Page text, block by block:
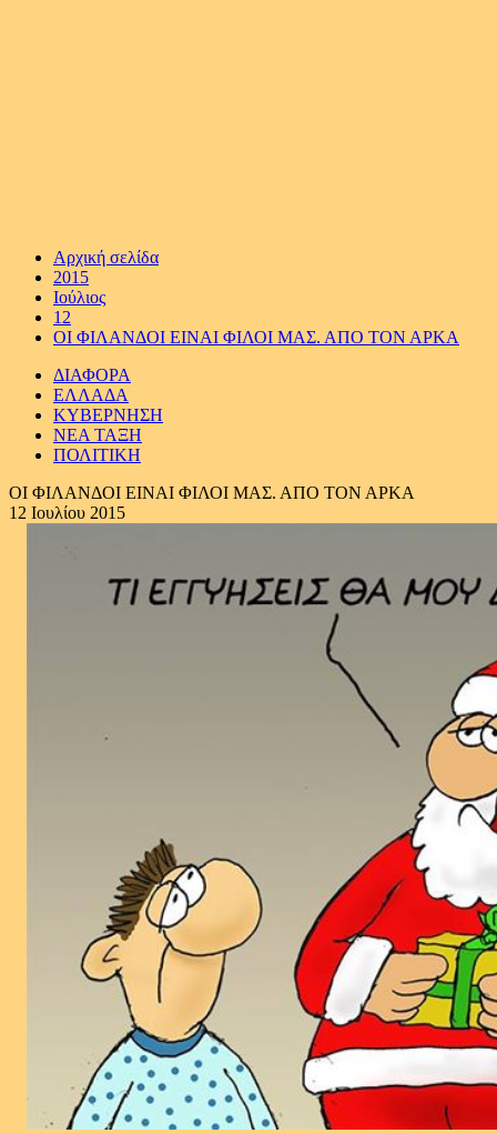
Αρχική σελίδα
2015
Ιούλιος
12
ΟΙ ΦΙΛΑΝΔΟΙ ΕΙΝΑΙ ΦΙΛΟΙ ΜΑΣ. ΑΠΟ ΤΟΝ ΑΡΚΑ
ΔΙΑΦΟΡΑ
ΕΛΛΑΔΑ
ΚΥΒΕΡΝΗΣΗ
ΝΕΑ ΤΑΞΗ
ΠΟΛΙΤΙΚΗ
ΟΙ ΦΙΛΑΝΔΟΙ ΕΙΝΑΙ ΦΙΛΟΙ ΜΑΣ. ΑΠΟ ΤΟΝ ΑΡΚΑ
12 Ιουλίου 2015